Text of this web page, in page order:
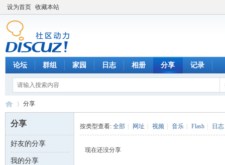
设为首页 收藏本站
论坛 群组 家园 日志 相册 分享 记录
数 ›
分享
分享
好友的分享
我的分享
按类型查看: 全部 网址 视频 音乐 Flash 日志
现在还没分享